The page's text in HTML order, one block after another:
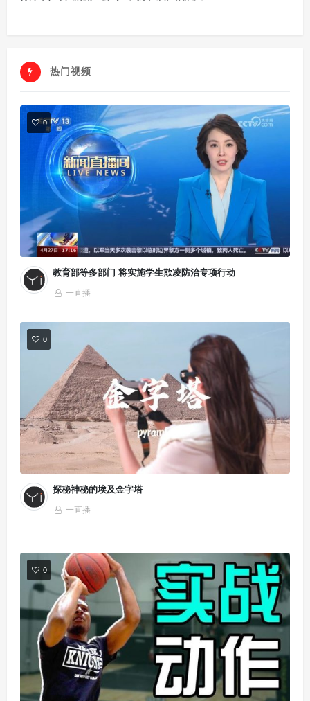
热门视频
0
教育部等多部门 将实施学生欺凌防治专项行动
一直播
0
探秘神秘的埃及金字塔
一直播
0